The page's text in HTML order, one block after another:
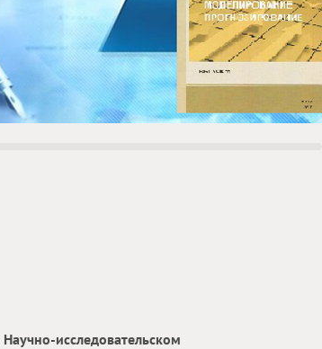
исследовательском